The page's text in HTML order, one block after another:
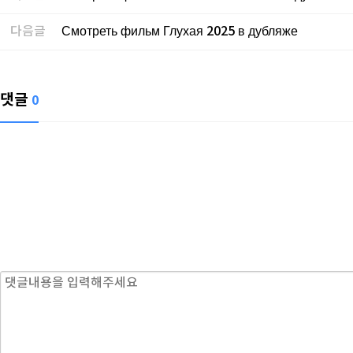
다음글 Смотреть фильм Глухая 2025 в дубляже
댓글 0